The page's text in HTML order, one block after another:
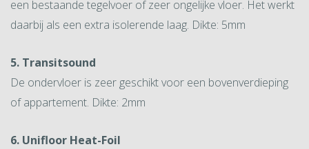
een bestaande tegelvoer of zeer ongelijke vloer. Het werkt
daarbij als een extra isolerende laag. Dikte: 5mm
5. Transitsound
De ondervloer is zeer geschikt voor een bovenverdieping
of appartement. Dikte: 2mm
6. Unifloor Heat-Foil